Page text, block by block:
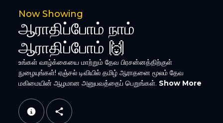
Now Showing
ஆராதிப்போம் நாம்
ஆராதிப்போம் 🙌
உங்கள் வாழ்க்கையை மாற்றும் தேவ பிரசன்னத்திற்குள்
நுழையுங்கள்! ஏஞ்சல் டிவியில் தமிழ் ஆராதனை மூலம் தேவ
மகிமையின் ஆழமான அனுபவத்தைப் பெறுங்கள். Show More